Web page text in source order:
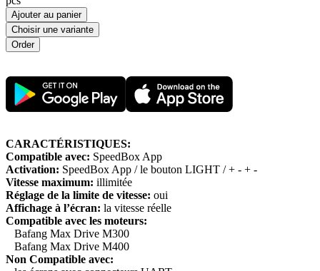
Ajouter au panier
Choisir une variante
CARACTÉRISTIQUES:
Compatible avec: SpeedBox App
Activation: SpeedBox App / le bouton LIGHT / + - + -
Vitesse maximum: illimitée
Réglage de la limite de vitesse: oui
Affichage à l’écran: la vitesse réelle
Compatible avec les moteurs:
Bafang Max Drive M300
Bafang Max Drive M400
Non Compatible avec: